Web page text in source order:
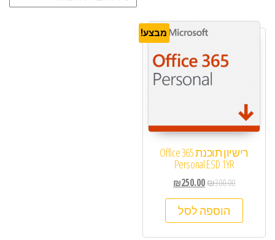
מבצע!
רישיון תוכנת Office 365
Personal ESD 1YR
₪300.00
₪250.00
הוספה לסל